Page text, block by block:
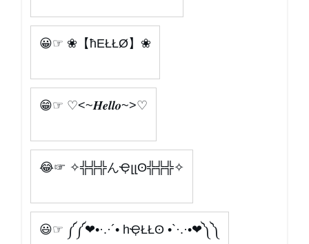
😀☞ ❀【ħEŁŁØ】❀
😁☞ ♡<~𝑯𝒆𝒍𝒍𝒐~>♡
😂☞ ✧╬╬╬んҾլլʘ╬╬╬✧
😃☞ ༼༼❤•·.·´• hҾŁŁʘ •`·.·•❤༽༽